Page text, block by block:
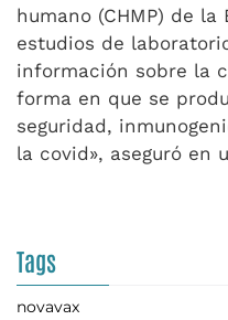
humano (CHMP) de la
estudios de
información sobre la
forma en que se
seguridad,
la covid», aseguró en
Tags
novavax